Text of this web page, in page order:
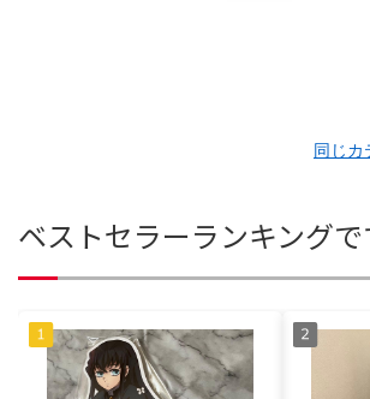
同じカ
ベストセラーランキングで